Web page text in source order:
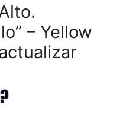
– Yellow